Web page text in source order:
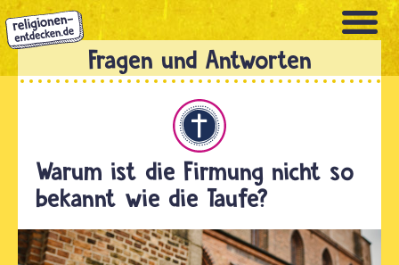
Direkt
zum
Inhalt
Warum ist die Firmung nicht so
bekannt wie die Taufe?